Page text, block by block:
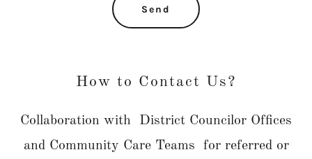
Send
How to Contact Us?
Collaboration with District Councilor Offices
and Community Care Teams for referred or